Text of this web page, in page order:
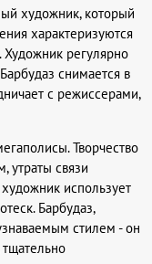
художник, который
характеризуются
регулярно
снимается в
с режиссерами,
Творчество
утраты связи
использует
Барбудаз,
стилем - он
тщательно